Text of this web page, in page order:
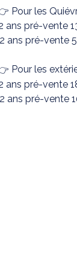
Pour les
ans pré-vente
ans pré-vente
Pour les
ans pré-vente
ans pré-vente